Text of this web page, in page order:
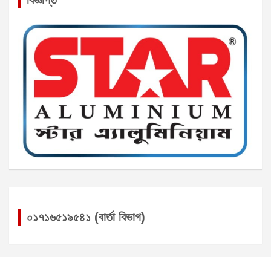
০১৭১৬৫১৯৫৪১ (বার্তা বিভাগ)